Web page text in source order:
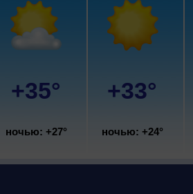
+35°
ночью: +27°
+33°
ночью: +24°